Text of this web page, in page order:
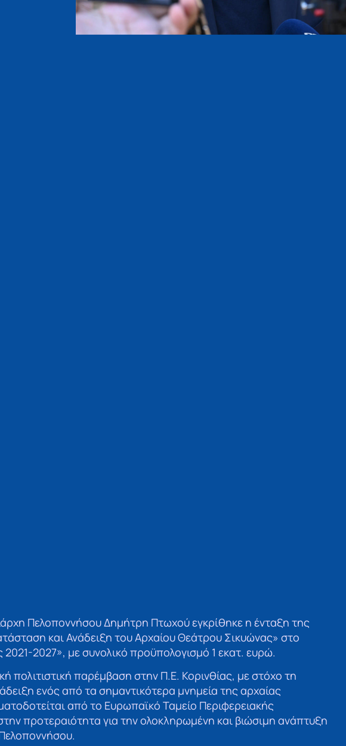
Πελοποννήσου Δημήτρη Πτωχού εγκρίθηκε η ένταξη της
και Ανάδειξη του Αρχαίου Θεάτρου Σικυώνας» στο
2027», με συνολικό προϋπολογισμό 1 εκατ. ευρώ.
πολιτιστική παρέμβαση στην Π.Ε. Κορινθίας, με στόχο τη
ενός από τα σημαντικότερα μνημεία της αρχαίας
από το Ευρωπαϊκό Ταμείο Περιφερειακής
προτεραιότητα για την ολοκληρωμένη και βιώσιμη ανάπτυξη